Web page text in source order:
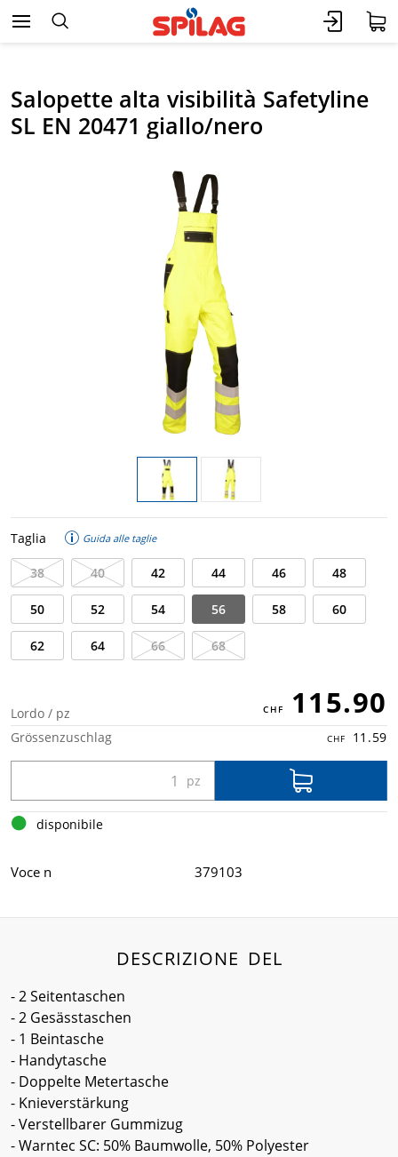
Salopette alta visibilità Safetyline
SL EN 20471 giallo/nero
Taglia Guida alle taglie
38 40 42 44 46 48
50 52 54 56 58 60
62 64 66 68
Lordo / pz 115.90
Grössenzuschlag 11.59
disponibile
Voce n 379103
DESCRIZIONE DEL
- 2 Seitentaschen
- 2 Gesässtaschen
- 1 Beintasche
- Handytasche
- Doppelte Metertasche
- Knieverstärkung
- Verstellbarer Gummizug
- Warntec SC: 50% Baumwolle, 50% Polyester